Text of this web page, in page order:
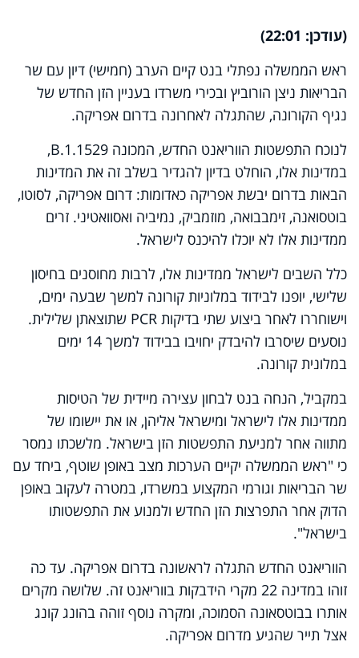
(עודכן: 22:01)
ראש הממשלה נפתלי בנט קיים הערב (חמישי) דיון עם שר
הבריאות ניצן הורוביץ ובכירי משרדו בעניין הזן החדש של
נגיף הקורונה, שהתגלה לאחרונה בדרום אפריקה.
לנוכח התפשטות הווריאנט החדש, המכונה B.1.1529,
במדינות אלו, הוחלט בדיון להגדיר בשלב זה את המדינות
הבאות בדרום יבשת אפריקה כאדומות: דרום אפריקה, לסוטו,
בוטסואנה, זימבבואה, מוזמביק, נמיביה ואסוואטיני. זרים
ממדינות אלו לא יוכלו להיכנס לישראל.
כלל השבים לישראל ממדינות אלו, לרבות מחוסנים בחיסון
שלישי, יופנו לבידוד במלוניות קורונה למשך שבעה ימים,
וישוחררו לאחר ביצוע שתי בדיקות PCR שתוצאתן שלילית.
נוסעים שיסרבו להיבדק יחויבו בבידוד למשך 14 ימים
במלונית קורונה.
במקביל, הנחה בנט לבחון עצירה מיידית של הטיסות
ממדינות אלו לישראל ומישראל אליהן, או את יישומו של
מתווה אחר למניעת התפשטות הזן בישראל. מלשכתו נמסר
כי "ראש הממשלה יקיים הערכות מצב באופן שוטף, ביחד עם
שר הבריאות וגורמי המקצוע במשרדו, במטרה לעקוב באופן
הדוק אחר התפרצות הזן החדש ולמנוע את התפשטותו
בישראל".
הווריאנט החדש התגלה לראשונה בדרום אפריקה. עד כה
זוהו במדינה 22 מקרי הידבקות בווריאנט זה. שלושה מקרים
אותרו בבוטסאונה הסמוכה, ומקרה נוסף זוהה בהונג קונג
אצל תייר שהגיע מדרום אפריקה.